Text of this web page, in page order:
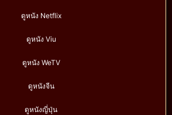
ดูหนัง Netflix
ดูหนัง Viu
ดูหนัง WeTV
ดูหนังจีน
ดูหนังญี่ปุ่น